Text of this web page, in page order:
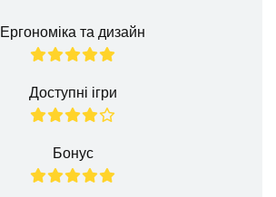
Ергономіка та дизайн
Доступні ігри
Бонус